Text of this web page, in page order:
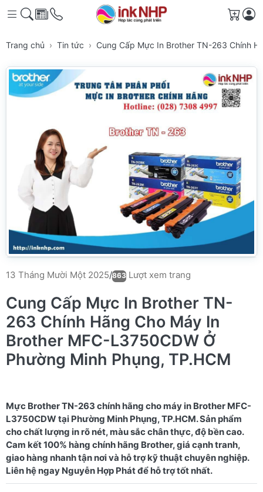
Giỏ
Trang chủ Tin tức Cung Cấp Mực In Brother TN-263 Chính
13 Tháng Mười Một 2025/863 Lượt xem trang
Cung Cấp Mực In Brother TN-
263 Chính Hãng Cho Máy In
Brother MFC-L3750CDW Ở
Phường Minh Phụng, TP.HCM
Mực Brother TN-263 chính hãng cho máy in Brother MFC-
L3750CDW tại Phường Minh Phụng, TP.HCM. Sản phẩm
cho chất lượng in rõ nét, màu sắc chân thực, độ bền cao.
Cam kết 100% hàng chính hãng Brother, giá cạnh tranh,
giao hàng nhanh tận nơi và hỗ trợ kỹ thuật chuyên nghiệp.